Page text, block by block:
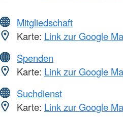
Mitgliedschaft
Karte: Link zur Google
Spenden
Karte: Link zur Google
Suchdienst
Karte: Link zur Google